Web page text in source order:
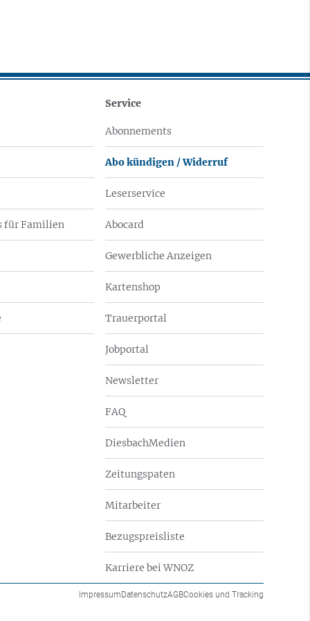
für Familien
Service
Abonnements
Abo kündigen / Widerruf
Leserservice
Abocard
Gewerbliche Anzeigen
Kartenshop
Trauerportal
Jobportal
Newsletter
FAQ
DiesbachMedien
Zeitungspaten
Mitarbeiter
Bezugspreisliste
Karriere bei WNOZ
ImpressumDatenschutzAGBCookies und Tracking